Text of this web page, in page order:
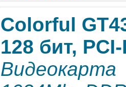
Colorful
128 бит,